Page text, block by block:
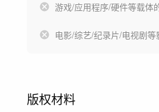
游戏/应用程序/硬件等载体
电影/综艺/纪录片/电视剧等
版权材料